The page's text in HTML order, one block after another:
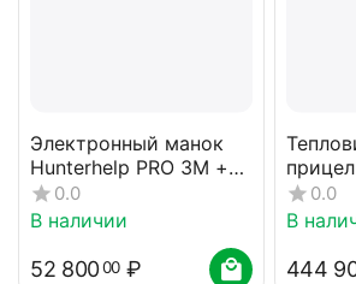
Электронный манок
Hunterhelp PRO 3M +
динамик Альфа,
динамик TK-9RU карта
0.0
В наличии
52 80000 ₽
2x0.0
В
444